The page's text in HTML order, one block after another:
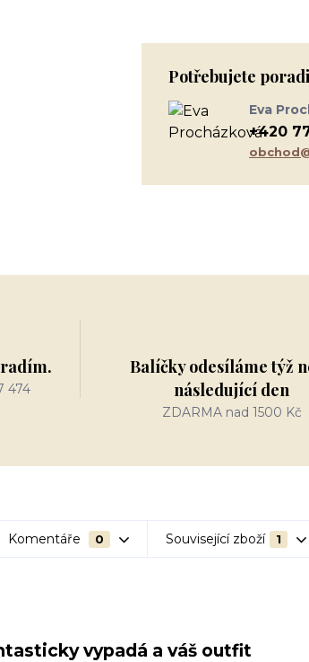
Potřebujete
Eva
+420
474
Balíčky odesíláme týž
následující den
ZDARMA nad 1500 Kč
Komentáře 0 Související zboží 1
vypadá a váš outfit